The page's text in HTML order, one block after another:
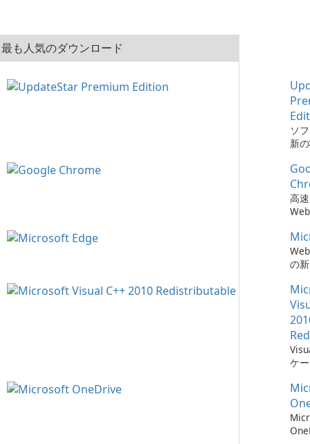
最も人気のダウンロード
ソ
新
で
簡
た。
高
の
ケ
ー